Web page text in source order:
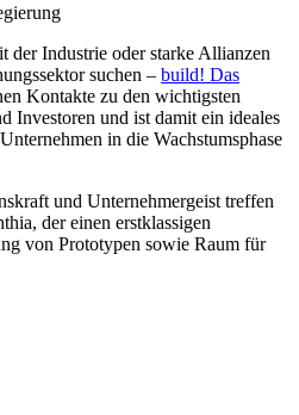
der Industrie oder starke Allianzen
suchen – build! Das
Kontakte zu den wichtigsten
Investoren und ist damit ein ideales
in die Wachstumsphase
und Unternehmergeist treffen
der einen erstklassigen
von Prototypen sowie Raum für